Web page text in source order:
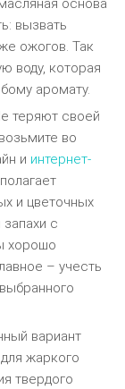
основа
вызвать
ожогов. Так
воду, которая
аромату.
теряют своей
во
и интернет-
и цветочных
с
хорошо
– учесть
вариант
жаркого
твердого